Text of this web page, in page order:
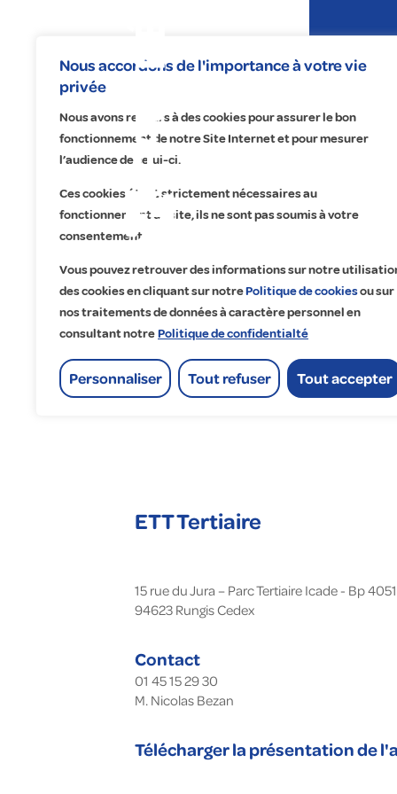
Nous accordons de l'importance à votre vie
privée
Nous avons recours à des cookies pour assurer le bon
fonctionnement de notre Site Internet et pour mesurer
l’audience de celui-ci.
Ces cookies étant strictement nécessaires au
fonctionnement du site, ils ne sont pas soumis à votre
consentement.
Vous pouvez retrouver des informations sur notre
des cookies en cliquant sur notrePolitique de cookiesou sur
nos traitements de données à caractère personnel en
consultant notrePolitique de confidentialté
Personnaliser Tout refuser Tout accepter
Expertises
Accueil > ETT Tertiaire
ETT Tertiaire
15 rue du Jura – Parc Tertiaire Icade - Bp
94623 Rungis Cedex
Contact
01 45 15 29 30
M. Nicolas Bezan
Télécharger la présentation de